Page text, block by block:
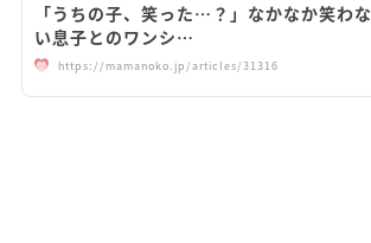
「うちの子、笑った…？」なかなか笑わな
い息子とのワンシ…
https://mamanoko.jp/articles/31316